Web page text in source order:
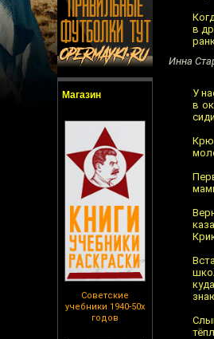
Магазин
Советские
учебники 1940-50х
годов
в
Инна
У
в